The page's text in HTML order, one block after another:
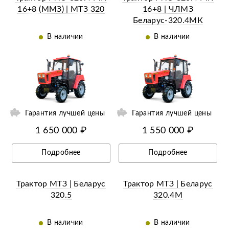
16+8 (ММЗ) | МТЗ 320
В наличии
Гарантия лучшей цены
1 650 000 ₽
Подробнее
16+8 | ЧЛМЗ
Беларус-320.4МК
(Машина коммунальная)
В наличии
Гарантия лучшей цены
1 550 000 ₽
Подробнее
Трактор МТЗ | Беларус
320.5
В наличии
Трактор МТЗ | Беларус
320.4М
В наличии